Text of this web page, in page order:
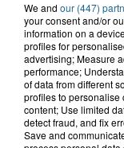
LES
TUBES
We and our (447)
your consent and/or
information on a
profiles for
advertising; Measure
performance;
of data from different
profiles to personalise
content; Use limited
detect fraud, and fix
Save and